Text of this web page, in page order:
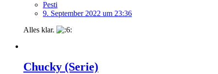
Pesti
9. September 2022 um 23:36
Alles klar.
Chucky (Serie)